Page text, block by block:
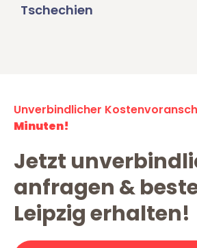
Tschechien
Unverbindlicher
Minuten!
Jetzt
anfragen &
Leipzig erhalten!